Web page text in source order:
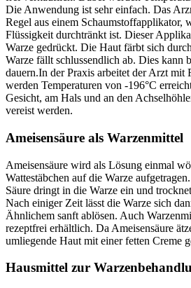
Die Anwendung ist sehr einfach. Das
Regel aus einem Schaumstoffapplikator,
Flüssigkeit durchtränkt ist. Dieser
Warze gedrückt. Die Haut färbt sich
Warze fällt schlussendlich ab. Dies kann
dauern.In der Praxis arbeitet der Arzt mit
werden Temperaturen von -196°C
Gesicht, am Hals und an den
vereist werden.
Ameisensäure als Warzenmittel
Ameisensäure wird als Lösung einmal
Wattestäbchen auf die Warze
Säure dringt in die Warze ein und
Nach einiger Zeit lässt die Warze sich
Ähnlichem sanft ablösen. Auch
rezeptfrei erhältlich. Da Ameisensäure
umliegende Haut mit einer fetten Creme
Hausmittel zur